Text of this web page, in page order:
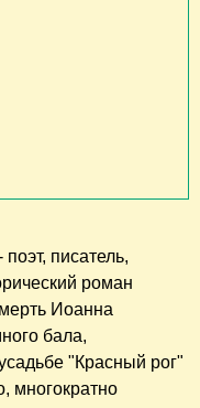
писатель,
роман
Иоанна
бала,
"Красный рог"
многократно